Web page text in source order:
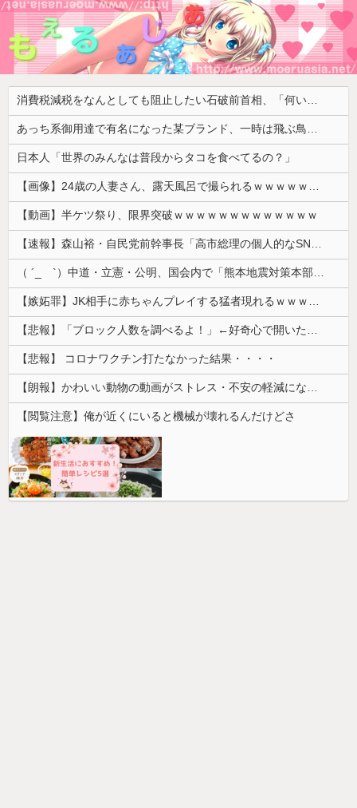
消費税減税をなんとしても阻止したい石破前首相、「何いってんのこいつ」と有権者をドン引きさせるよな屁理屈を……
あっち系御用達で有名になった某ブランド、一時は飛ぶ鳥を落とす勢いだったが今期の業績は……
日本人「世界のみんなは普段からタコを食べてるの？」
【画像】24歳の人妻さん、露天風呂で撮られるｗｗｗｗｗｗｗｗｗｗｗｗｗｗｗｗｗ
【動画】半ケツ祭り、限界突破ｗｗｗｗｗｗｗｗｗｗｗｗｗ
【速報】森山裕・自民党前幹事長「高市総理の個人的なSNS投稿が習近平主席を怒らせた」
（ ´_ゝ`）中道・立憲・公明、国会内で「熊本地震対策本部会議」各省庁からヒアリング・現地から意見聴取「パーティション、人手、宿泊施設の不足や、...
【嫉妬罪】JK相手に赤ちゃんプレイする猛者現れるｗｗｗｗｗ
【悲報】「ブロック人数を調べるよ！」←好奇心で開いたら終わるサイトだった【HotTweets】
【悲報】 コロナワクチン打たなかった結果・・・・
【朗報】かわいい動物の動画がストレス・不安の軽減になる可能性。英大学の研究で実証
【閲覧注意】俺が近くにいると機械が壊れるんだけどさ